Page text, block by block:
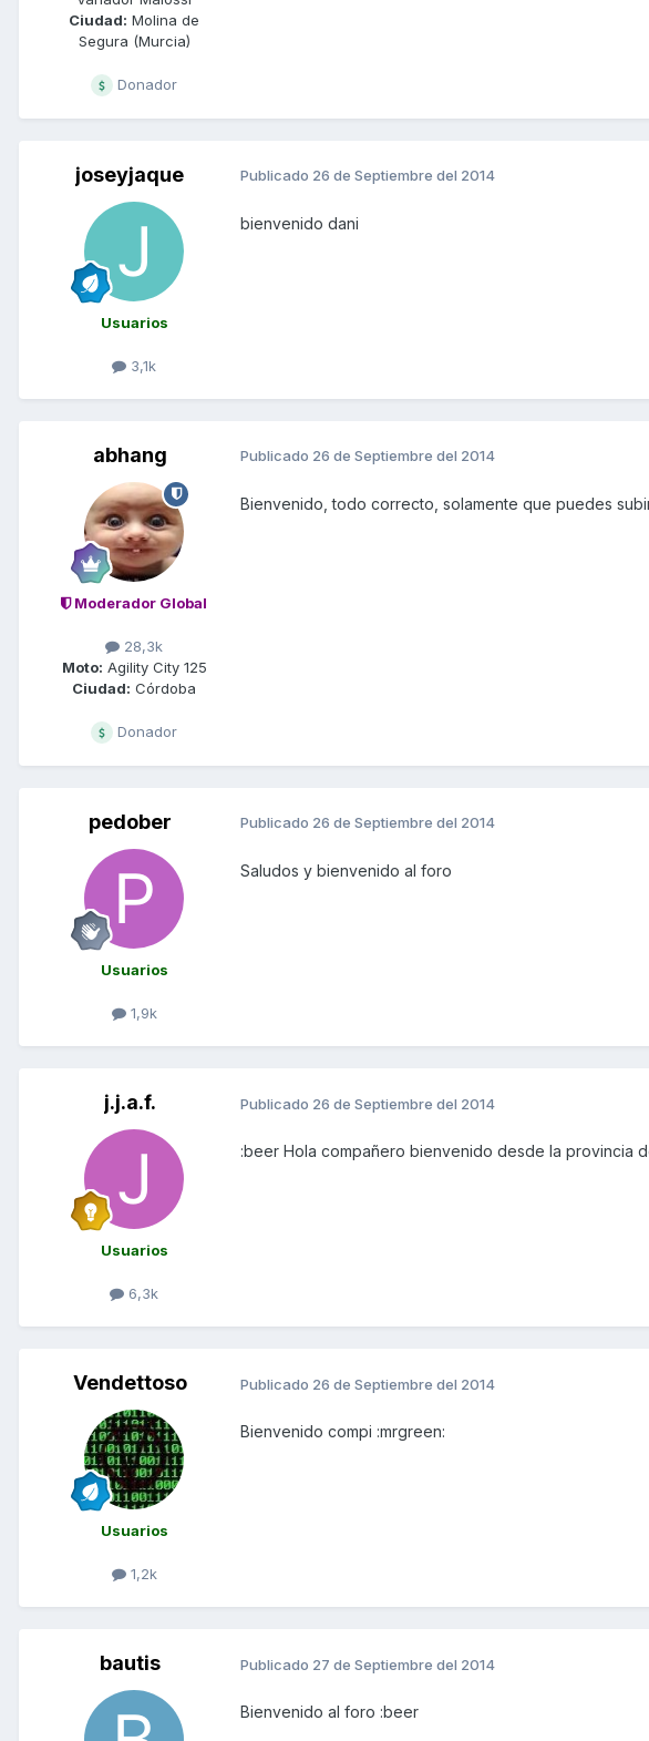
Ciudad: Molina de
Segura (Murcia)
Donador
joseyjaque
Usuarios
3,1k
Publicado 26 de Septiembre del 2014
bienvenido dani
abhang
Moderador Global
28,3k
Moto: Agility City 125
Ciudad: Córdoba
Donador
Publicado 26 de Septiembre del 2014
Bienvenido, todo correcto, solamente que puedes
pedober
Usuarios
1,9k
Publicado 26 de Septiembre del 2014
Saludos y bienvenido al foro
j.j.a.f.
Usuarios
6,3k
Publicado 26 de Septiembre del 2014
:beer Hola compañero bienvenido desde la provincia
Vendettoso
Usuarios
1,2k
Publicado 26 de Septiembre del 2014
Bienvenido compi :mrgreen:
bautis Publicado 27 de Septiembre del 2014
Bienvenido al foro :beer